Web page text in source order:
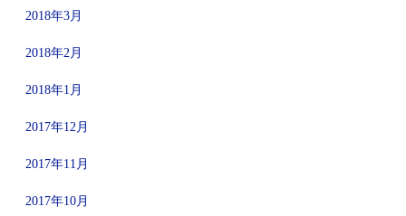
2018年3月
2018年2月
2018年1月
2017年12月
2017年11月
2017年10月